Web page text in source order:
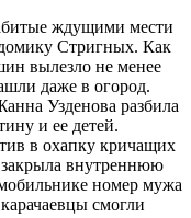
ждущими мести
Стригных. Как
вылезло не менее
даже в огород.
Узденова разбила
и ее детей.
в охапку кричащих
закрыла внутреннюю
номер мужа
смогли